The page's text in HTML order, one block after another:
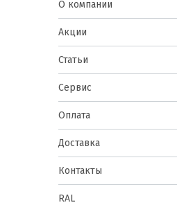
О компании
Акции
Статьи
Сервис
Оплата
Доставка
Контакты
RAL